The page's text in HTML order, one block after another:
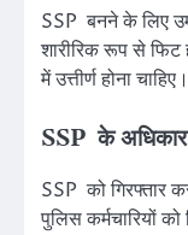
SSP बनने के लिए
शारीरिक रूप से फिट
में उत्तीर्ण होना चाहिए।
SSP के अधिकार
SSP को गिरफ्तार
पुलिस कर्मचारियों